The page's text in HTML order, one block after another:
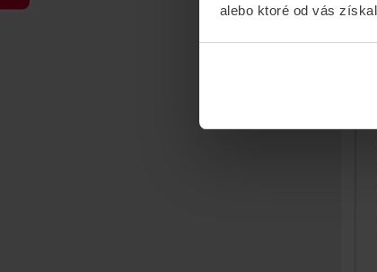
alebo ktoré od vás